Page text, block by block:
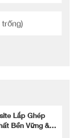
Lắp Ghép
Bền Vững &